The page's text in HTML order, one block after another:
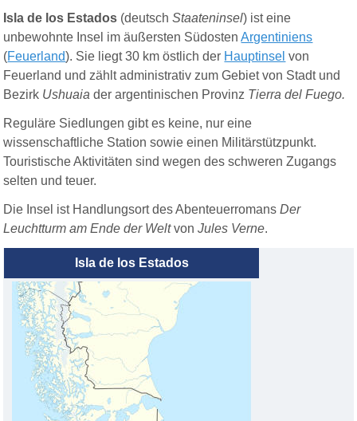
Isla de los Estados (deutschStaateninsel) ist eine
unbewohnte Insel im äußersten SüdostenArgentiniens
(Feuerland). Sie liegt 30 km östlich der Hauptinsel von
Feuerland und zählt administrativ zum Gebiet von Stadt und
Bezirk Ushuaia der argentinischen Provinz Tierra del Fuego.
Reguläre Siedlungen gibt es keine, nur eine
wissenschaftliche Station sowie einen Militärstützpunkt.
Touristische Aktivitäten sind wegen des schweren Zugangs
selten und teuer.
Die Insel ist Handlungsort des AbenteuerromansDer
Leuchtturm am Ende der WeltvonJules Verne.
Isla de los Estados